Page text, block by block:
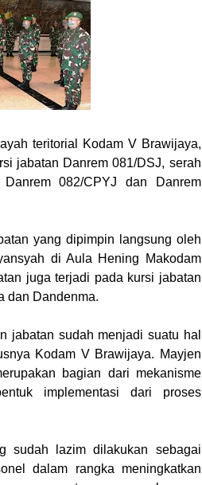
teritorial Kodam V Brawijaya,
jabatan Danrem 081/DSJ, serah
082/CPYJ dan Danrem
yang dipimpin langsung oleh
di Aula Hening Makodam
juga terjadi pada kursi jabatan
dan Dandenma.
jabatan sudah menjadi suatu hal
Kodam V Brawijaya. Mayjen
bagian dari mekanisme
implementasi dari proses
sudah lazim dilakukan sebagai
dalam rangka meningkatkan